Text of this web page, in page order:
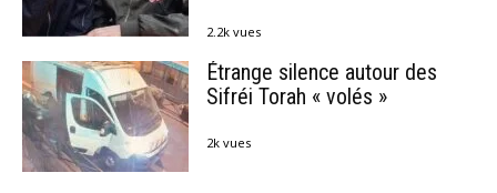
2.2k vues
Étrange silence autour des
Sifréi Torah « volés »
2k vues